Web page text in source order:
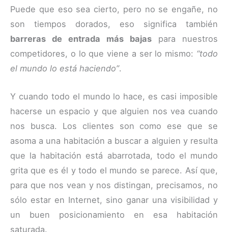
Puede que eso sea cierto, pero no se engañe, no
son tiempos dorados, eso significa también
barreras de entrada más bajas para nuestros
competidores, o lo que viene a ser lo mismo: “todo
el mundo lo está haciendo”.
Y cuando todo el mundo lo hace, es casi imposible
hacerse un espacio y que alguien nos vea cuando
nos busca. Los clientes son como ese que se
asoma a una habitación a buscar a alguien y resulta
que la habitación está abarrotada, todo el mundo
grita que es él y todo el mundo se parece. Así que,
para que nos vean y nos distingan, precisamos, no
sólo estar en Internet, sino ganar una visibilidad y
un buen posicionamiento en esa habitación
saturada.